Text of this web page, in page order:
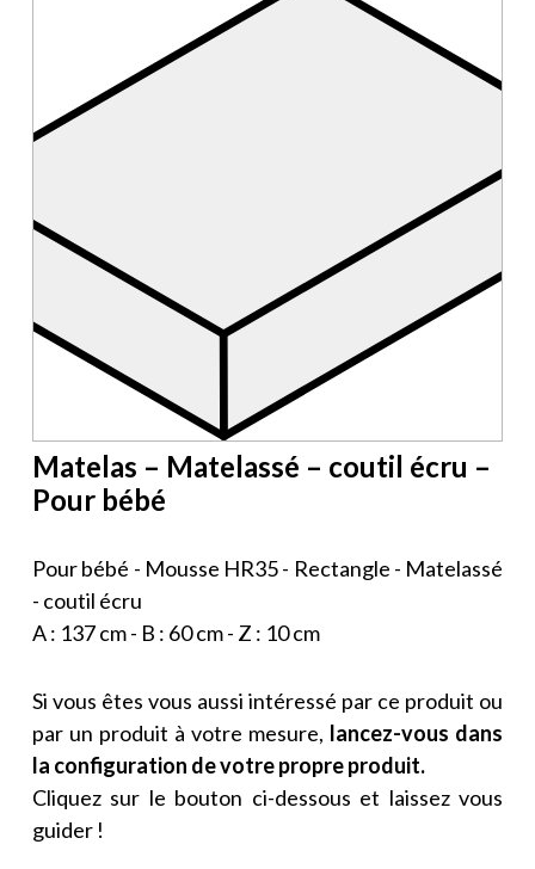
Matelas – Matelassé – coutil écru –
Pour bébé
Pour bébé - Mousse HR35 - Rectangle - Matelassé
- coutil écru
A : 137 cm - B : 60 cm - Z : 10 cm
Si vous êtes vous aussi intéressé par ce produit ou
par un produit à votre mesure, lancez-vous dans
la configuration de votre propre produit.
Cliquez sur le bouton ci-dessous et laissez vous
guider !